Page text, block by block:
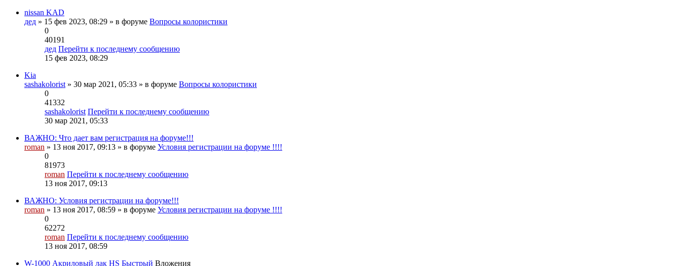
nissan KAD
дед » 15 фев 2023, 08:29 » в форуме Вопросы колористики
0
40191
дед Перейти к последнему сообщению
15 фев 2023, 08:29
Kia
sashakolorist » 30 мар 2021, 05:33 » в форуме Вопросы колористики
0
41332
sashakolorist Перейти к последнему сообщению
30 мар 2021, 05:33
ВАЖНО: Что дает вам регистрация на форуме!!!
roman » 13 ноя 2017, 09:13 » в форуме Условия регистрации на форуме !!!!
0
81973
roman Перейти к последнему сообщению
13 ноя 2017, 09:13
ВАЖНО: Условия регистрации на форуме!!!
roman » 13 ноя 2017, 08:59 » в форуме Условия регистрации на форуме !!!!
0
62272
roman Перейти к последнему сообщению
13 ноя 2017, 08:59
W-1000 Акриловый лак HS Быстрый Вложения